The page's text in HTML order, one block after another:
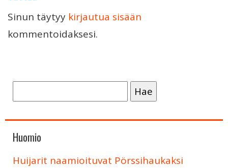
Sinun täytyy kirjautua sisään
kommentoidaksesi.
Huomio
Huijarit naamioituvat Pörssihaukaksi